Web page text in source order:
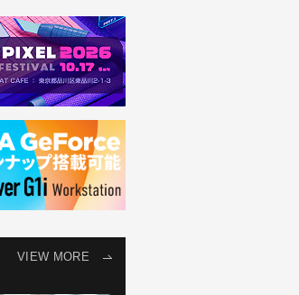
VIEW MORE